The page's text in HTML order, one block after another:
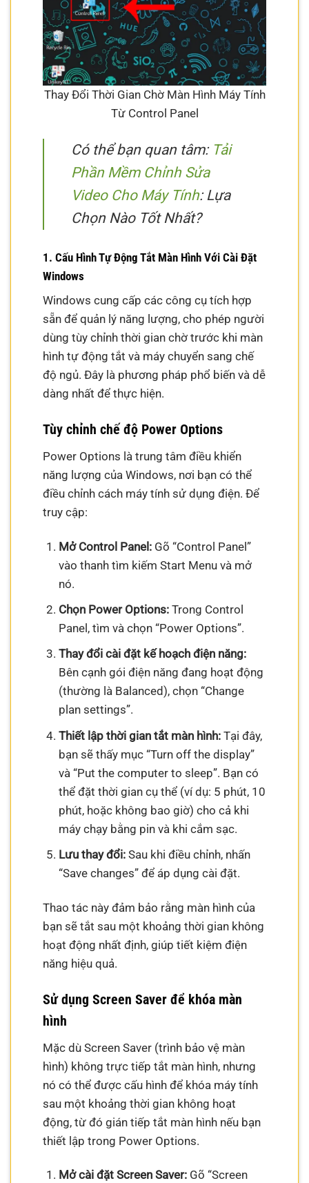
Thay Đổi Thời Gian Chờ Màn Hình Máy Tính
Từ Control Panel
Có thể bạn quan tâm: Tải
Phần Mềm Chỉnh Sửa
Video Cho Máy Tính: Lựa
Chọn Nào Tốt Nhất?
1. Cấu Hình Tự Động Tắt Màn Hình Với Cài Đặt
Windows
Windows cung cấp các công cụ tích hợp
sẵn để quản lý năng lượng, cho phép người
dùng tùy chỉnh thời gian chờ trước khi màn
hình tự động tắt và máy chuyển sang chế
độ ngủ. Đây là phương pháp phổ biến và dễ
dàng nhất để thực hiện.
Tùy chỉnh chế độ Power Options
Power Options là trung tâm điều khiển
năng lượng của Windows, nơi bạn có thể
điều chỉnh cách máy tính sử dụng điện. Để
truy cập:
Mở Control Panel:Gõ “Control Panel”
vào thanh tìm kiếm Start Menu và mở
nó.
Chọn Power Options:Trong Control
Panel, tìm và chọn “Power Options”.
Thay đổi cài đặt kế hoạch điện năng:
Bên cạnh gói điện năng đang hoạt động
(thường là Balanced), chọn “Change
plan settings”.
Thiết lập thời gian tắt màn hình:Tại đây,
bạn sẽ thấy mục “Turn off the display”
và “Put the computer to sleep”. Bạn có
thể đặt thời gian cụ thể (ví dụ: 5 phút, 10
phút, hoặc không bao giờ) cho cả khi
máy chạy bằng pin và khi cắm sạc.
Lưu thay đổi:Sau khi điều chỉnh, nhấn
“Save changes” để áp dụng cài đặt.
Thao tác này đảm bảo rằng màn hình của
bạn sẽ tắt sau một khoảng thời gian không
hoạt động nhất định, giúp tiết kiệm điện
năng hiệu quả.
Sử dụng Screen Saver để khóa màn
hình
Mặc dù Screen Saver (trình bảo vệ màn
hình) không trực tiếp tắt màn hình, nhưng
nó có thể được cấu hình để khóa máy tính
sau một khoảng thời gian không hoạt
động, từ đó gián tiếp tắt màn hình nếu bạn
thiết lập trong Power Options.
Mở cài đặt Screen Saver:Gõ “Screen